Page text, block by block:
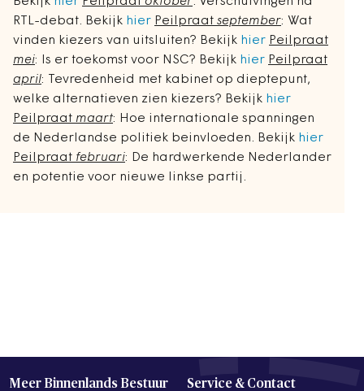
RTL-debat. Bekijk hier Peilpraat september: Wat
vinden kiezers van uitsluiten? Bekijk hier Peilpraat
mei: Is er toekomst voor NSC? Bekijk hier Peilpraat
april: Tevredenheid met kabinet op dieptepunt,
welke alternatieven zien kiezers? Bekijk hier
Peilpraat maart: Hoe internationale spanningen
de Nederlandse politiek beinvloeden. Bekijk hier
Peilpraat februari: De hardwerkende Nederlander
en potentie voor nieuwe linkse partij.
Meer Binnenlands Bestuur Service & Contact